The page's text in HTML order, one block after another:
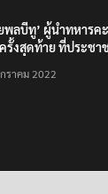
พลบีทู’ ผู้นำทหารค
รั้งสุดท้าย ที่ประชา
ราคม 2022